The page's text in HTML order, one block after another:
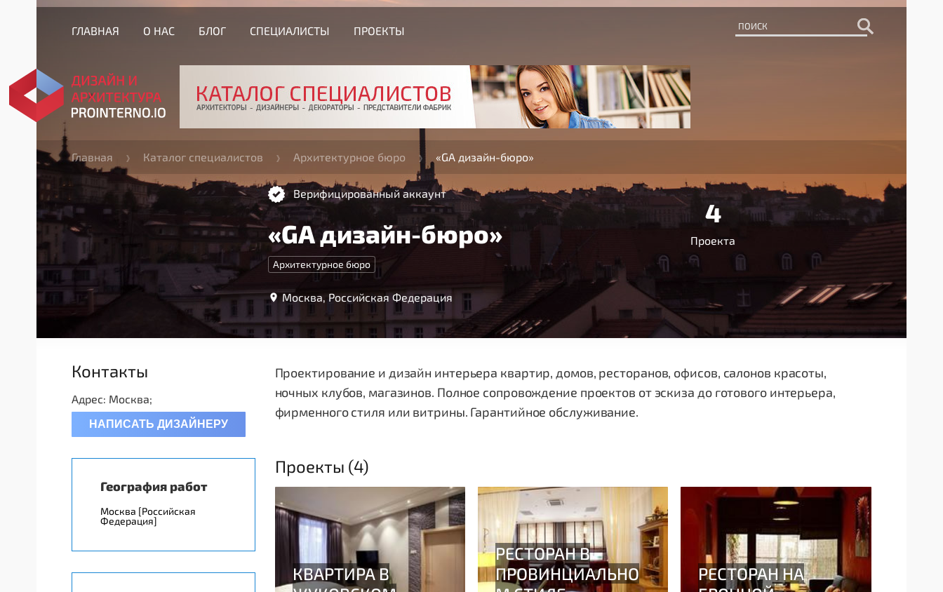
ГЛАВНАЯ О НАС БЛОГ СПЕЦИАЛИСТЫ ПРОЕКТЫ
Главная Каталог специалистов Архитектурное бюро «GA дизайн-бюро»
Верифицированный аккаунт
«GA дизайн-бюро»
Архитектурное бюро
Москва, Российская Федерация
4
Проекта
Контакты
Адрес: Москва;
НАПИСАТЬ ДИЗАЙНЕРУ
География работ
Москва [Российская
Федерация]
Проектирование и дизайн интерьера квартир, домов, ресторанов, офисов, салонов красоты,
ночных клубов, магазинов. Полное сопровождение проектов от эскиза до готового интерьера,
фирменного стиля или витрины. Гарантийное обслуживание.
Проекты (4)